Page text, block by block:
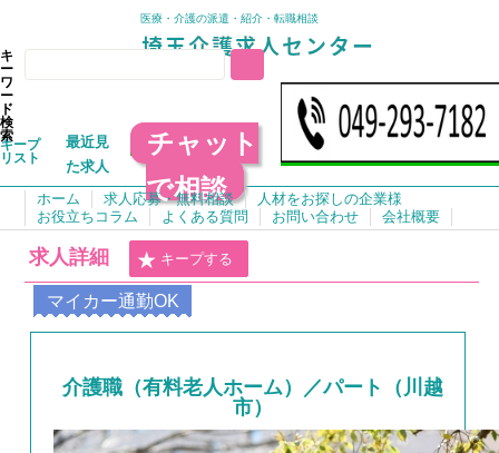
医療・介護の派遣・紹介・転職相談
キ
ー
ワ
ー
ド
検
索
キープ
リスト
最近見
た求人
チャット
で相談
ホーム 求人応募・無料相談
人材をお探しの企業様
お役立ちコラム
よくある質問 お問い合わせ 会社概要
求人詳細 キープする
マイカー通勤OK
介護職（有料老人ホーム）／パート（川越
市）